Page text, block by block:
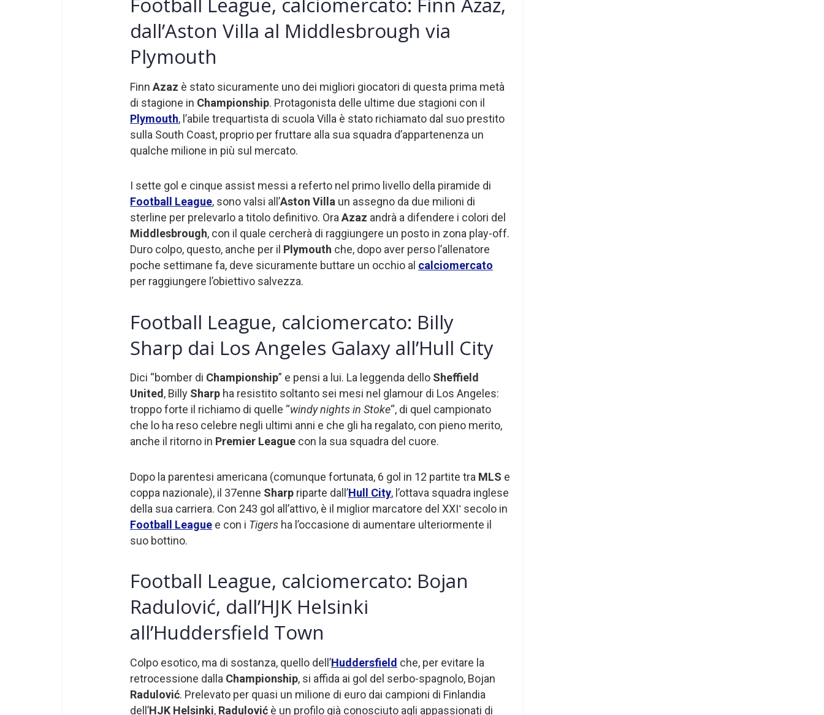
dall’Aston Villa al Middlesbrough via
Plymouth
Finn Azaz è stato sicuramente uno dei migliori giocatori di questa prima metà
di stagione in Championship. Protagonista delle ultime due stagioni con il
Plymouth, l’abile trequartista di scuola Villa è stato richiamato dal suo prestito
sulla South Coast, proprio per fruttare alla sua squadra d’appartenenza un
qualche milione in più sul mercato.
I sette gol e cinque assist messi a referto nel primo livello della piramide di
Football League, sono valsi all’Aston Villa un assegno da due milioni di
sterline per prelevarlo a titolo definitivo. Ora Azaz andrà a difendere i colori del
Middlesbrough, con il quale cercherà di raggiungere un posto in zona play-off.
Duro colpo, questo, anche per il Plymouth che, dopo aver perso l’allenatore
poche settimane fa, deve sicuramente buttare un occhio al calciomercato
per raggiungere l’obiettivo salvezza.
Football League, calciomercato: Billy
Sharp dai Los Angeles Galaxy all’Hull City
Dici “bomber di Championship” e pensi a lui. La leggenda dello Sheffield
United, Billy Sharp ha resistito soltanto sei mesi nel glamour di Los Angeles:
troppo forte il richiamo di quelle “windy nights in Stoke“, di quel campionato
che lo ha reso celebre negli ultimi anni e che gli ha regalato, con pieno merito,
anche il ritorno in Premier League con la sua squadra del cuore.
Dopo la parentesi americana (comunque fortunata, 6 gol in 12 partite tra MLS e
coppa nazionale), il 37enne Sharp riparte dall’Hull City, l’ottava squadra inglese
della sua carriera. Con 243 gol all’attivo, è il miglior marcatore del XXI° secolo in
Football League e con i Tigers ha l’occasione di aumentare ulteriormente il
suo bottino.
Football League, calciomercato: Bojan
Radulović, dall’HJK Helsinki
all’Huddersfield Town
Colpo esotico, ma di sostanza, quello dell’Huddersfield che, per evitare la
retrocessione dalla Championship, si affida ai gol del serbo-spagnolo, Bojan
Radulović. Prelevato per quasi un milione di euro dai campioni di Finlandia
dell’HJK Helsinki, Radulović è un profilo già conosciuto agli appassionati di